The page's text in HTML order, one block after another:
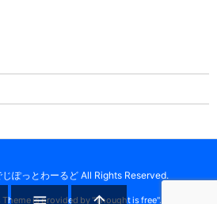
じぽっとわーるど All Rights Reserved.
is provided by "Thought is free".
 